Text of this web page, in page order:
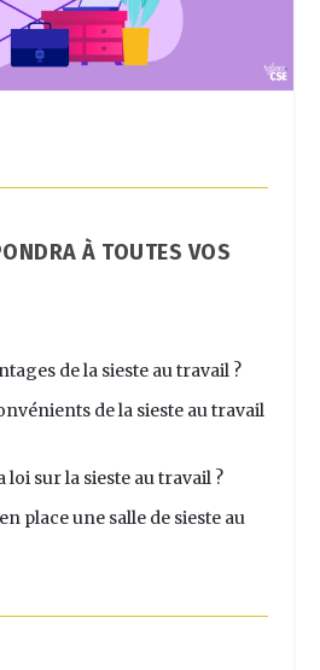
À TOUTES VOS
de la sieste au travail ?
de la sieste au travail
loi sur la sieste au travail ?
place une salle de sieste au